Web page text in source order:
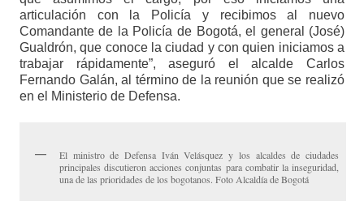
articulación con la Policía y recibimos al nuevo
Comandante de la Policía de Bogotá, el general (José)
Gualdrón, que conoce la ciudad y con quien iniciamos a
trabajar rápidamente”, aseguró el alcalde Carlos
Fernando Galán, al término de la reunión que se realizó
en el Ministerio de Defensa.
El ministro de Defensa Iván Velásquez y los alcaldes de ciudades
principales discutieron acciones conjuntas para combatir la inseguridad,
una de las prioridades de los bogotanos. Foto Alcaldía de Bogotá